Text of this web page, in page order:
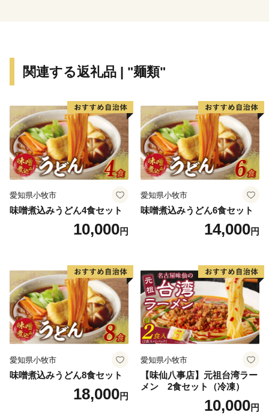
◆お礼の品について◆
・鹿児島市に寄附をしていただいた方を対象に、お礼の
品をお送りします。
（鹿児島市内にお住まいの方にはお礼の品はお送りし
ていません。予めご了承ください。）
・お礼の品は、寄附の入金確認後、おおむね１か月以内
にお届けいたします。
（入金方法がクレジットカード決済以外の方は、１か
・県外にお住まいで、年2,000円以上の寄附をお寄せい
ただいた方に、鹿児島県内の観光・文化施設(仙巌園、
水族館、いおワールド かごしま水族館など約60施設)等
において入館料等の割引が受けられる「かごしま応援者
証」を発行しています。
※ご希望の方は、ご連絡をお願いいたします。
◆ワンストップ特例申請書◆
申請書を受領書と一緒にお送りします。
関連する返礼品 | "麺類"
愛知県小牧市
味噌煮込みうどん4食セット
10,000円
愛知県小牧市
味噌煮込みうどん6食セット
14,000円
愛知県小牧市
味噌煮込みうどん8食セット
18,000円
愛知県小牧市
【味仙八事店】元祖台湾ラー
メン 2食セット（冷凍）
10,000円